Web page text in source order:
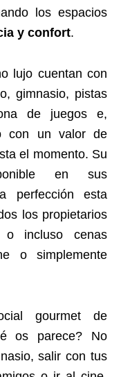
los espacios
y confort.
lujo cuentan con
gimnasio, pistas
de juegos e,
con un valor de
el momento. Su
en sus
perfección esta
los propietarios
o incluso cenas
o simplemente
gourmet de
os parece? No
salir con tus